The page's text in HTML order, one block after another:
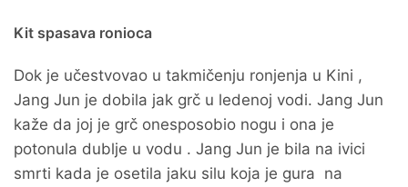
Kit spasava ronioca
Dok je učestvovao u takmičenju ronjenja u Kini ,
Jang Jun je dobila jak grč u ledenoj vodi. Jang Jun
kaže da joj je grč onesposobio nogu i ona je
potonula dublje u vodu . Jang Jun je bila na ivici
smrti kada je osetila jaku silu koja je gura na